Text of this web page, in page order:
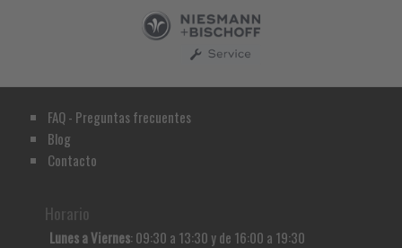
FAQ - Preguntas frecuentes
Blog
Contacto
Horario
Lunes a Viernes: 09:30 a 13:30 y de 16:00 a 19:30